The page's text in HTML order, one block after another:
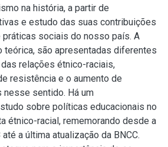
na história, a partir de
e estudo das suas contribuições
práticas sociais do nosso país. A
teórica, são apresentadas diferentes
relações étnico-raciais,
resistência e o aumento de
sentido. Há um
sobre políticas educacionais no
étnico-racial, rememorando desde a
a última atualização da BNCC.